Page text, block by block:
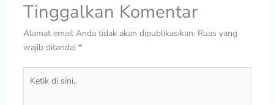
Tinggalkan Komentar
Alamat email Anda tidak akan dipublikasikan. Ruas yang
wajib ditandai *